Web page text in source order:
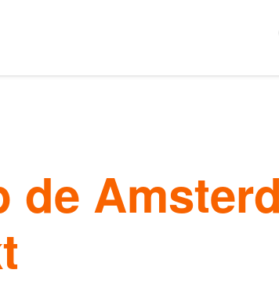
Onze expertises